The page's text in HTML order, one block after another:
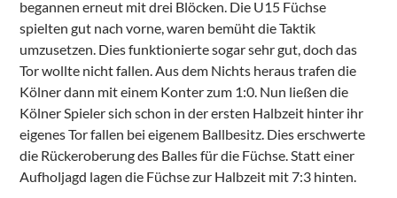
begannen erneut mit drei Blöcken. Die U15 Füchse
spielten gut nach vorne, waren bemüht die Taktik
umzusetzen. Dies funktionierte sogar sehr gut, doch das
Tor wollte nicht fallen. Aus dem Nichts heraus trafen die
Kölner dann mit einem Konter zum 1:0. Nun ließen die
Kölner Spieler sich schon in der ersten Halbzeit hinter ihr
eigenes Tor fallen bei eigenem Ballbesitz. Dies erschwerte
die Rückeroberung des Balles für die Füchse. Statt einer
Aufholjagd lagen die Füchse zur Halbzeit mit 7:3 hinten.